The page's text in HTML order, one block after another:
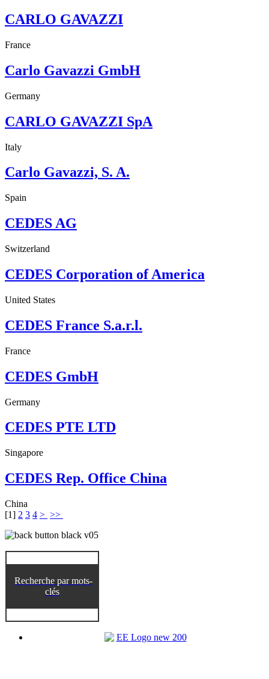
CARLO GAVAZZI
France
Carlo Gavazzi GmbH
Germany
CARLO GAVAZZI SpA
Italy
Carlo Gavazzi, S. A.
Spain
CEDES AG
Switzerland
CEDES Corporation of America
United States
CEDES France S.a.r.l.
France
CEDES GmbH
Germany
CEDES PTE LTD
Singapore
CEDES Rep. Office China
China
[1] 2 3 4 > >>
Recherche par mots-
clés